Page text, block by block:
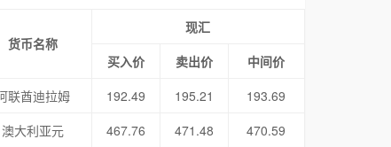
货币名称
现汇
买入价
卖出价
中间价
联酋迪拉姆
192.49 195.21
193.69
澳大利亚元
467.76 471.48
470.59